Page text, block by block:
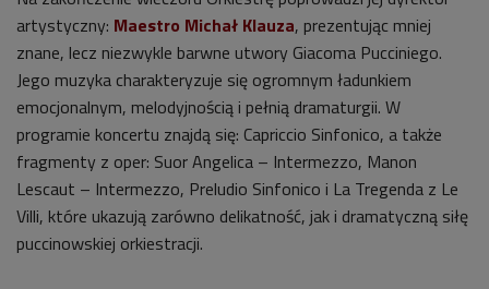
artystyczny: Maestro Michał Klauza, prezentując mniej
znane, lecz niezwykle barwne utwory Giacoma Pucciniego.
Jego muzyka charakteryzuje się ogromnym ładunkiem
emocjonalnym, melodyjnością i pełnią dramaturgii. W
programie koncertu znajdą się: Capriccio Sinfonico, a także
fragmenty z oper: Suor Angelica – Intermezzo, Manon
Lescaut – Intermezzo, Preludio Sinfonico i La Tregenda z Le
Villi, które ukazują zarówno delikatność, jak i dramatyczną siłę
puccinowskiej orkiestracji.